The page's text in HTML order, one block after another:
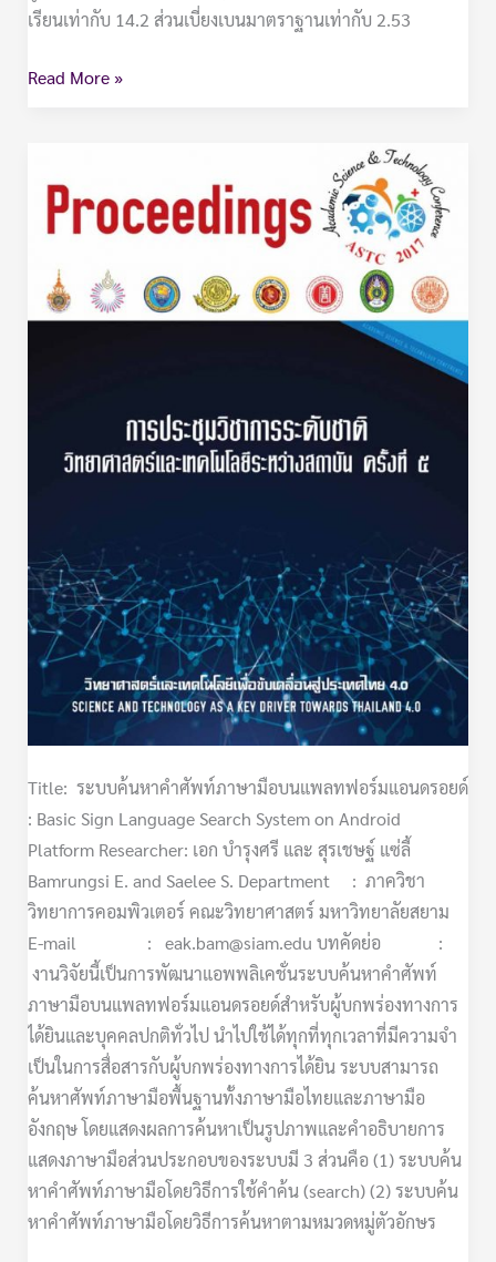
เรียนเท่ากับ 14.2 ส่วนเบี่ยงเบนมาตราฐานเท่ากับ 2.53
Read More »
Title: ระบบค้นหาคําศัพท์ภาษามือบนแพลทฟอร์มแอนดรอยด์
: Basic Sign Language Search System on Android
Platform Researcher: เอก บํารุงศรี และ สุรเชษฐ์ แซ่ลี้
Bamrungsi E. and Saelee S. Department : ภาควิชา
วิทยาการคอมพิวเตอร์ คณะวิทยาศาสตร์ มหาวิทยาลัยสยาม
E-mail : eak.bam@siam.edu บทคัดย่อ :
งานวิจัยนี้เป็นการพัฒนาแอพพลิเคชั่นระบบค้นหาคําศัพท์
ภาษามือบนแพลทฟอร์มแอนดรอยด์สําหรับผู้บกพร่องทางการ
ได้ยินและบุคคลปกติทั่วไป นําไปใช้ได้ทุกที่ทุกเวลาที่มีความจํา
เป็นในการสื่อสารกับผู้บกพร่องทางการได้ยิน ระบบสามารถ
ค้นหาศัพท์ภาษามือพื้นฐานทั้งภาษามือไทยและภาษามือ
อังกฤษ โดยแสดงผลการค้นหาเป็นรูปภาพและคําอธิบายการ
แสดงภาษามือส่วนประกอบของระบบมี 3 ส่วนคือ (1) ระบบค้น
หาคําศัพท์ภาษามือโดยวิธีการใช้คําค้น (search) (2) ระบบค้น
หาคําศัพท์ภาษามือโดยวิธีการค้นหาตามหมวดหมู่ตัวอักษร
คอมพิวเตอร์-2560-
ระบบ
หาคํา
ศัพท์
ฟอร์ม
อยด์